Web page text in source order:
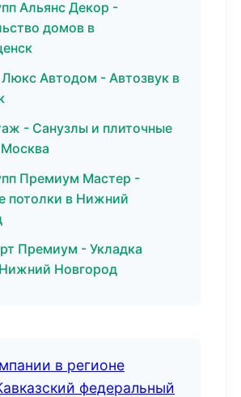
Альянс Декор -
домов в
Люкс Автодом - Автозвук в
- Санузлы и плиточные
Премиум Мастер -
потолки в Нижний
Премиум - Укладка
Новгород
в регионе
федеральный